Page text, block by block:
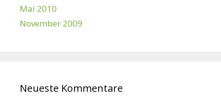
Mai 2010
November 2009
Neueste Kommentare